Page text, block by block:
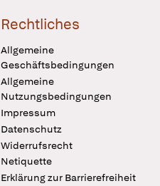
Rechtliches
Allgemeine
Geschäftsbedingungen
Allgemeine
Nutzungsbedingungen
Impressum
Datenschutz
Widerrufsrecht
Netiquette
Erklärung zur Barrierefreiheit